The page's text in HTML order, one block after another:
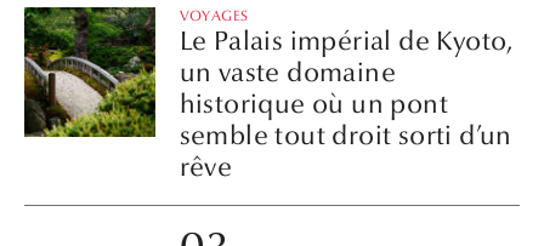
VOYAGES
Le Palais impérial de Kyoto,
un vaste domaine
historique où un pont
semble tout droit sorti d’un
rêve